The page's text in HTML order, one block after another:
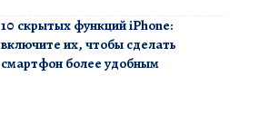
10 скрытых функций iPhone:
включите их, чтобы сделать
смартфон более удобным